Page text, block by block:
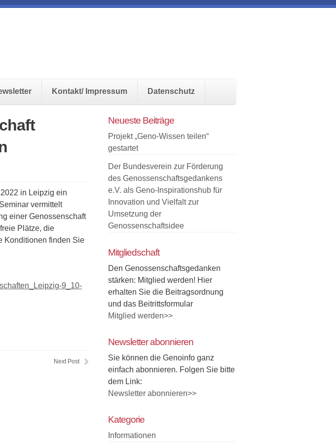
Kontakt/ Impressum Datenschutz
in Leipzig ein
vermittelt
einer Genossenschaft
Plätze, die
Konditionen finden Sie
9_10-
Next Post
Neueste Beiträge
Projekt „Geno-Wissen teilen“
gestartet
Der Bundesverein zur Förderung
des Genossenschaftsgedankens
e.V. als Geno-Inspirationshub für
Innovation und Vielfalt zur
Umsetzung der
Genossenschaftsidee
Mitgliedschaft
Den Genossenschaftsgedanken
stärken: Mitglied werden! Hier
erhalten Sie die Beitragsordnung
und das Beitrittsformular
Mitglied werden>>
Newsletter abonnieren
Sie können die Genoinfo ganz
einfach abonnieren. Folgen Sie bitte
dem Link:
Newsletter abonnieren>>
Kategorie
Informationen